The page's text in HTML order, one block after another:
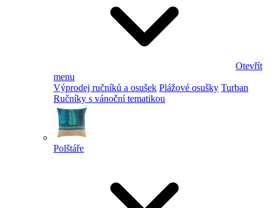
Otevřít
menu
Výprodej ručníků a osušek Plážové osušky Turban
Ručníky s vánoční tematikou
Polštáře